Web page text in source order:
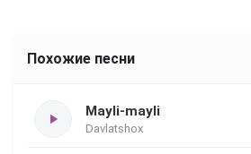
Похожие песни
Mayli-mayli
Davlatshox